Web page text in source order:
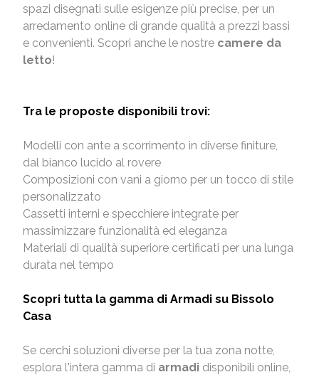
spazi disegnati sulle esigenze più precise, per un
arredamento online di grande qualità a prezzi bassi
e convenienti. Scopri anche le nostre camere da
letto!
Tra le proposte disponibili trovi:
Modelli con ante a scorrimento in diverse finiture,
dal bianco lucido al rovere
Composizioni con vani a giorno per un tocco di stile
personalizzato
Cassetti interni e specchiere integrate per
massimizzare funzionalità ed eleganza
Materiali di qualità superiore certificati per una lunga
durata nel tempo
Scopri tutta la gamma di Armadi su Bissolo
Casa
Se cerchi soluzioni diverse per la tua zona notte,
esplora l'intera gamma di armadi disponibili online,